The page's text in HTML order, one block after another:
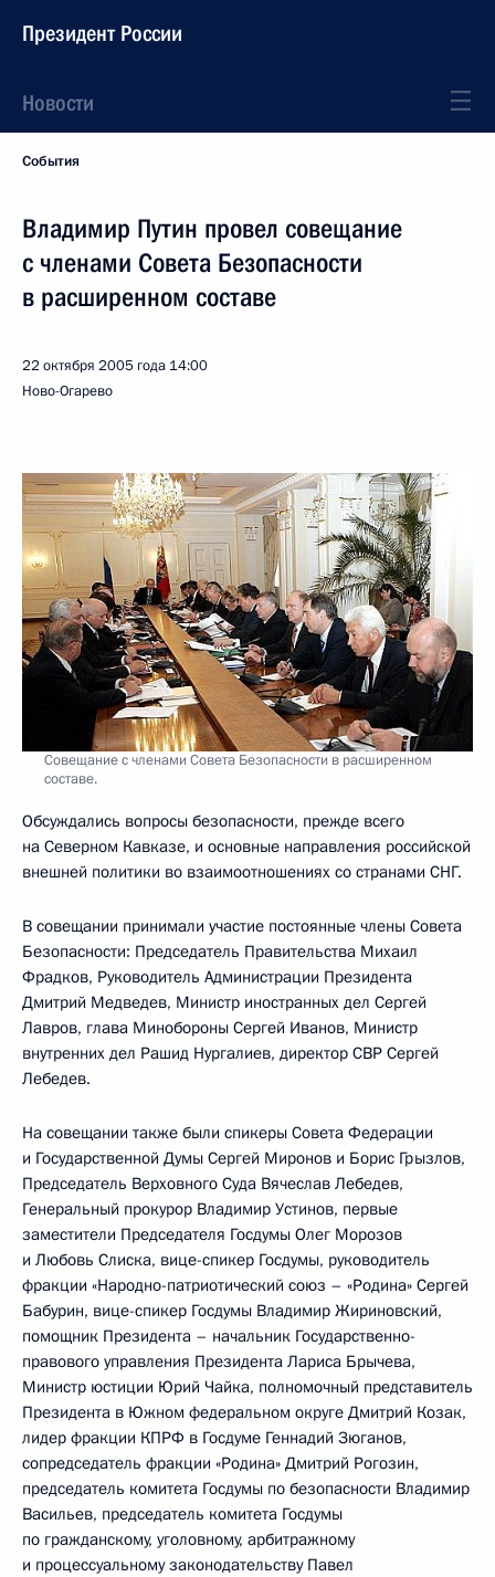
Президент России
Новости
События
Владимир Путин провел совещание
с членами Совета Безопасности
в расширенном составе
22 октября 2005 года 14:00
Ново-Огарево
Совещание с членами Совета Безопасности в расширенном
составе.
Обсуждались вопросы безопасности, прежде всего
на Северном Кавказе, и основные направления российской
внешней политики во взаимоотношениях со странами СНГ.
В совещании принимали участие постоянные члены Совета
Безопасности: Председатель Правительства Михаил
Фрадков, Руководитель Администрации Президента
Дмитрий Медведев, Министр иностранных дел Сергей
Лавров, глава Минобороны Сергей Иванов, Министр
внутренних дел Рашид Нургалиев, директор СВР Сергей
Лебедев.
На совещании также были спикеры Совета Федерации
и Государственной Думы Сергей Миронов и Борис Грызлов,
Председатель Верховного Суда Вячеслав Лебедев,
Генеральный прокурор Владимир Устинов, первые
заместители Председателя Госдумы Олег Морозов
и Любовь Слиска, вице-спикер Госдумы, руководитель
фракции «Народно-патриотический союз – «Родина» Сергей
Бабурин, вице-спикер Госдумы Владимир Жириновский,
помощник Президента – начальник Государственно-
правового управления Президента Лариса Брычева,
Министр юстиции Юрий Чайка, полномочный представитель
Президента в Южном федеральном округе Дмитрий Козак,
лидер фракции КПРФ в Госдуме Геннадий Зюганов,
сопредседатель фракции «Родина» Дмитрий Рогозин,
председатель комитета Госдумы по безопасности Владимир
Васильев, председатель комитета Госдумы
по гражданскому, уголовному, арбитражному
и процессуальному законодательству Павел